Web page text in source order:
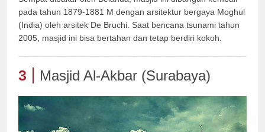
pada tahun 1879-1881 M dengan arsitektur bergaya Moghul
(India) oleh arsitek De Bruchi. Saat bencana tsunami tahun
2005, masjid ini bisa bertahan dan tetap berdiri kokoh.
3 Masjid Al-Akbar (Surabaya)